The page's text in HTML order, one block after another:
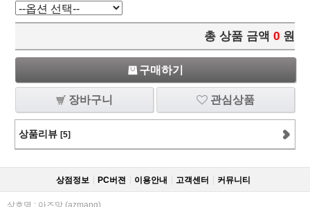
총 상품 금액 0 원
구매하기
장바구니 관심상품
상품리뷰 [5]
상점정보 PC버젼 이용안내 고객센터 커뮤니티
상호명 : 아즈망 (azmang)